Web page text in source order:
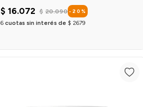
$ 16.072 $ 20.090 - 20 %
6cuotas sin interés de $ 2679